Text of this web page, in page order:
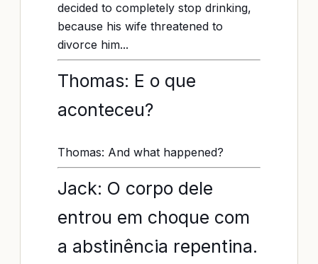
decided to completely stop drinking,
because his wife threatened to
divorce him...
Thomas: E o que
aconteceu?
Thomas: And what happened?
Jack: O corpo dele
entrou em choque com
a abstinência repentina.